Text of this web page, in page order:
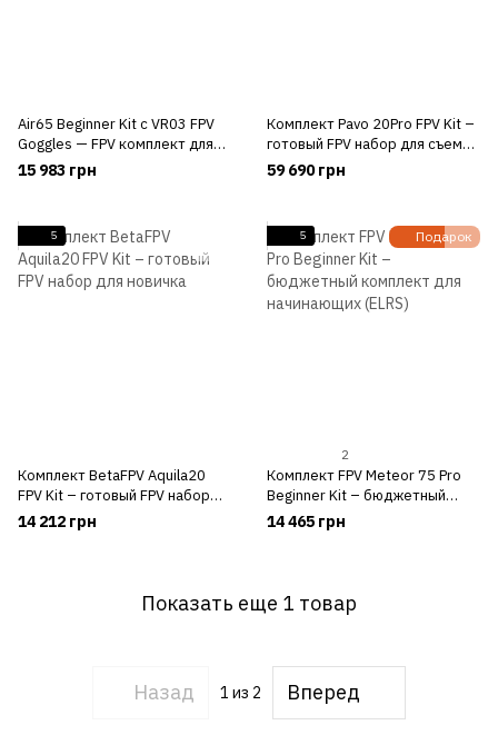
Air65 Beginner Kit с VR03 FPV
Goggles — FPV комплект для
начинающего
15 983 грн
Комплект Pavo 20Pro FPV Kit –
готовый FPV набор для съемки
с цифровой видеосистемой от
59 690 грн
5
Комплект BetaFPV Aquila20
FPV Kit – готовый FPV набор
для новичка
14 212 грн
Подарок
5
2
Комплект FPV Meteor 75 Pro
Beginner Kit – бюджетный
комплект для начинающих
14 465 грн
Показать еще 1 товар
Назад 1 из 2 Вперед